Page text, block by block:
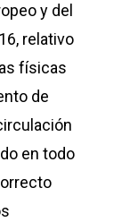
y del
relativo
físicas
de
en todo